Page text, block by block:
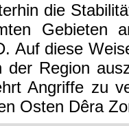
die
Gebieten
Auf diese
der Region
Angriffe zu
Osten Dêra